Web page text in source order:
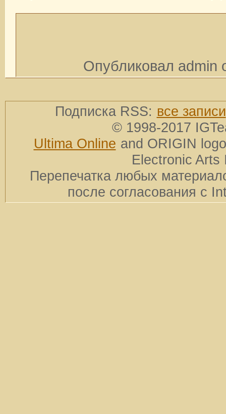
Опубликовал admin
Подписка RSS: все записи
© 1998-2017
Ultima Online and ORIGIN
Electronic Arts
Перепечатка любых
после согласования с